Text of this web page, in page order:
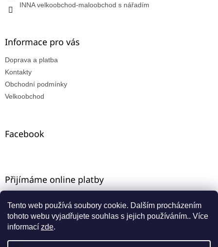
Tento web používá soubory cookie. Dalším procházením
tohoto webu vyjadřujete souhlas s jejich používáním.. Více
informací zde.
INNA velkoobchod-maloobchod s nářadím
Informace pro vás
Doprava a platba
Kontakty
Obchodní podmínky
Velkoobchod
Facebook
Přijímáme online platby